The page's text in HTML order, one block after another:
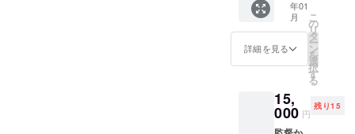
ルクレ
ジット
監督の2
曲入り
CDプレ
ゼント
優
SADA
のレア
年01
月
詳細を見る
こ
の
リ
タ
ー
ン
を
選
択
す
る
15,
000 円
残り15